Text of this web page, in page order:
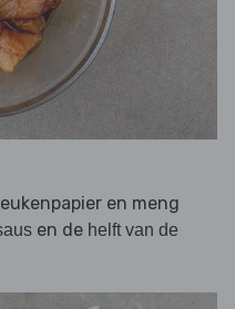
en meng
en de helft van de